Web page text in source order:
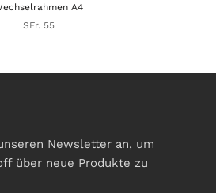
A4
SFr. 55
Newsletter an, um
über neue Produkte zu